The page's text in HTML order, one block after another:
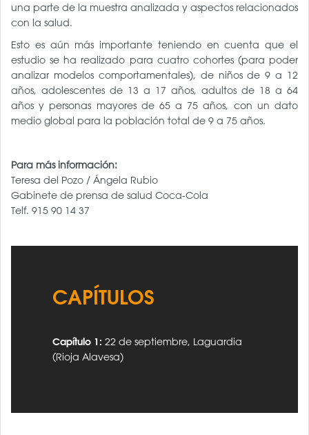
una parte de la muestra analizada y aspectos relacionados
con la salud.
Esto es aún más importante teniendo en cuenta que el
estudio se ha realizado para cuatro cohortes (para poder
analizar modelos comportamentales), de niños de 9 a 12
años, adolescentes de 13 a 17 años, adultos de 18 a 64
años y personas mayores de 65 a 75 años, con un dato
medio global para la población total de 9 a 75 años.
Para más información:
Teresa del Pozo / Ángela Rubio
Gabinete de prensa de salud Coca-Cola
Telf. 915 90 14 37
CAPÍTULOS
Capítulo 1: 22 de septiembre, Laguardia
(Rioja Alavesa)